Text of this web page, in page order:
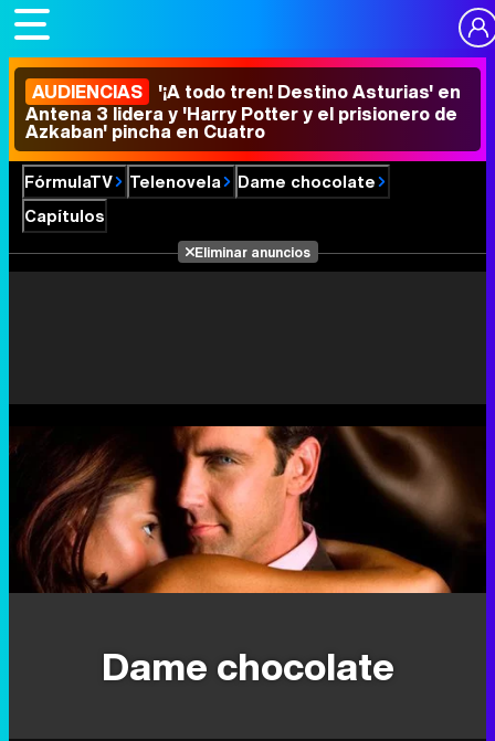
AUDIENCIAS '¡A todo tren! Destino Asturias' en
Antena 3 lidera y 'Harry Potter y el prisionero de
Azkaban' pincha en Cuatro
FórmulaTV Telenovela
Dame chocolate
Capítulos
Eliminar anuncios
Dame chocolate